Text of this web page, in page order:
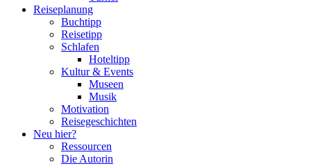
Reiseplanung
Buchtipp
Reisetipp
Schlafen
Hoteltipp
Kultur & Events
Museen
Musik
Motivation
Reisegeschichten
Neu hier?
Ressourcen
Die Autorin